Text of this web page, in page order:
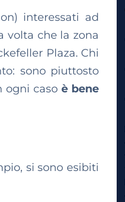
interessati ad
volta che la zona
Plaza. Chi
sono piuttosto
ogni caso è bene
si sono esibiti